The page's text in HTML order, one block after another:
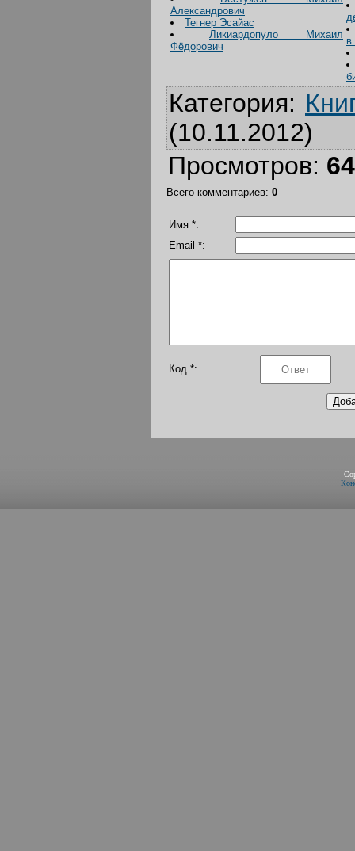
Александрович
Тегнер Эсайас
Ликиардопуло Михаил
Фёдорович
в
Категория:
(10.11.2012)
Просмотров:
Всего комментариев: 0
Имя *:
Email *:
Код *: